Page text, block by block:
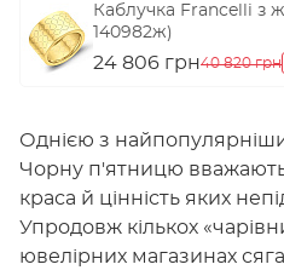
Каблучка Francelli з
140982ж)
24 806 грн40 820 грн
Однією з
Чорну п'ятницю
краса й цінність яких
Упродовж кількох
ювелірних магазинах